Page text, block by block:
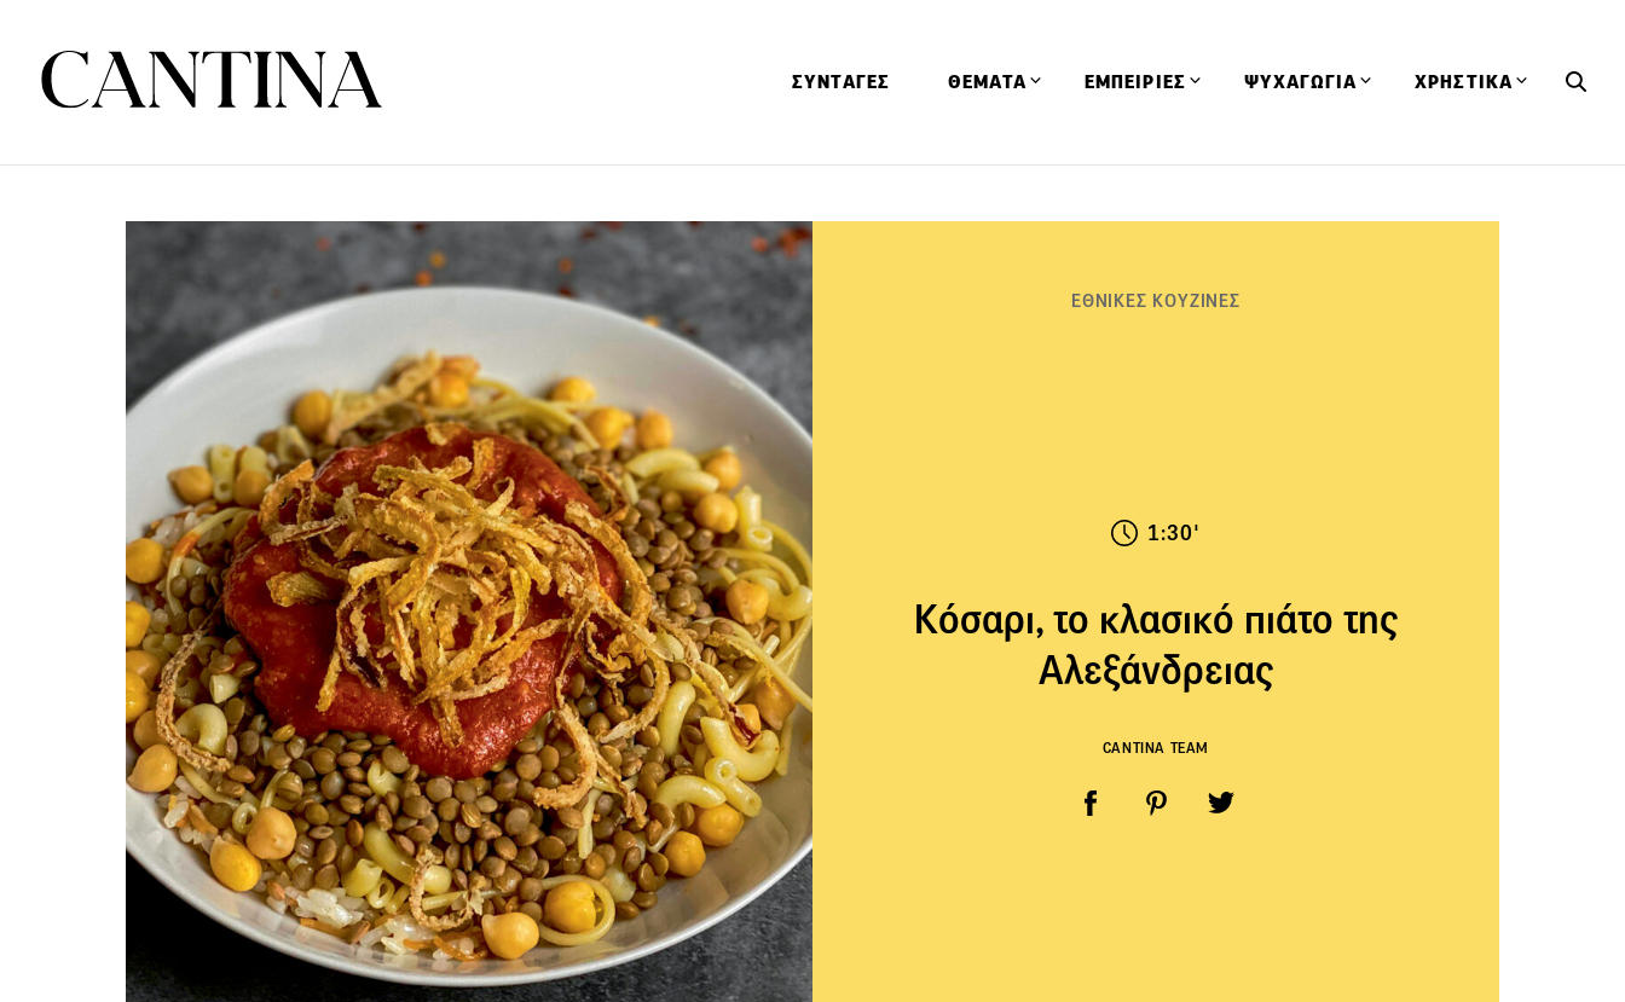
ΣΥΝΤΑΓΕΣ ΘΕΜΑΤΑ ΕΜΠΕΙΡΙΕΣ ΨΥΧΑΓΩΓΙΑ ΧΡΗΣΤΙΚΑ
ΕΘΝΙΚΕΣ ΚΟΥΖΙΝΕΣ
1:30'
Κόσαρι, το κλασικό πιάτο της
Αλεξάνδρειας
CANTINA TEAM